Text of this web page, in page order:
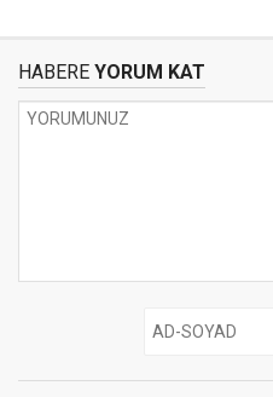
HABERE YORUM KAT